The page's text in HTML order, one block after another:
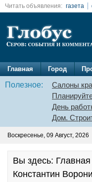
Читать объявления: газета
Главная Город
Полезное: Салоны
День
Дом.
Воскресенье, 09 Август, 2026
Вы здесь:
Константин